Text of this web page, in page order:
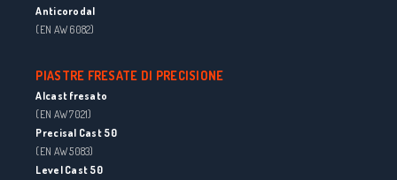
Anticorodal
(EN AW 6082)
PIASTRE FRESATE DI PRECISIONE
Alcast fresato
(EN AW 7021)
Precisal Cast 50
(EN AW 5083)
Level Cast 50